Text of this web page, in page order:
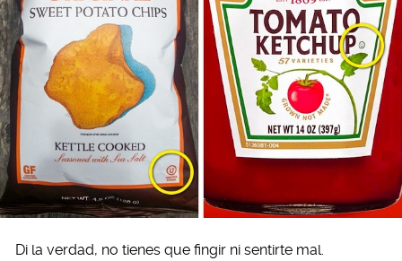
Di la verdad, no tienes que fingir ni sentirte mal.